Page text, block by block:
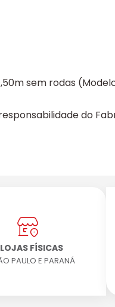
sem rodas
do
FÍSICAS
PAULO E PARANÁ